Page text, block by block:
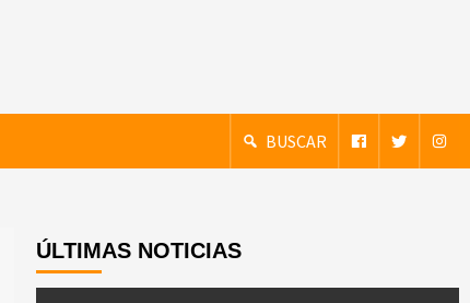
BUSCAR
ÚLTIMAS NOTICIAS